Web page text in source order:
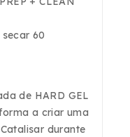
60
de HARD GEL
a criar uma
durante